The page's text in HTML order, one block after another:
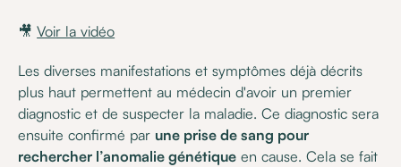
🎥Voir la vidéo
Les diverses manifestations et symptômes déjà décrits
plus haut permettent au médecin d'avoir un premier
diagnostic et de suspecter la maladie. Ce diagnostic sera
ensuite confirmé par une prise de sang pour
rechercher l’anomalie génétique en cause. Cela se fait